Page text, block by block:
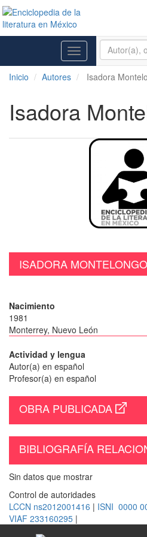
Toggle
navigation
Inicio
Autores Isadora
Isadora
ISADORA MONTELONGO
Nacimiento
1981
Monterrey, Nuevo León
Actividad y lengua
Autor(a) en español
Profesor(a) en español
OBRA PUBLICADA
BIBLIOGRAFÍA
Sin datos que mostrar
Control de autoridades
LCCN ns2012001416 | ISNI 0000
VIAF 233160295 |